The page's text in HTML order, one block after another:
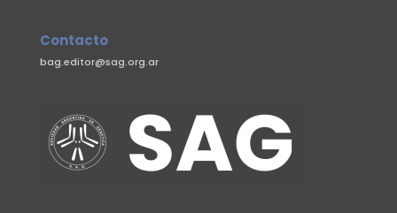
Contacto
bag.editor@sag.org.ar